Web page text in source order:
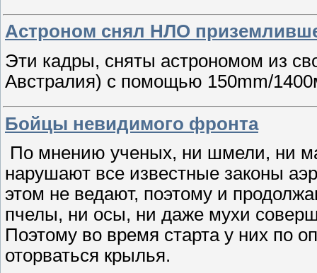
Астроном снял НЛО
Эти кадры, сняты астрономом из
Австралия) с помощью 150mm/
Бойцы невидимого фронта
По мнению ученых, ни шмели, ни
нарушают все известные законы
этом не ведают, поэтому и
пчелы, ни осы, ни даже мухи
Поэтому во время старта у них по
оторваться крылья.